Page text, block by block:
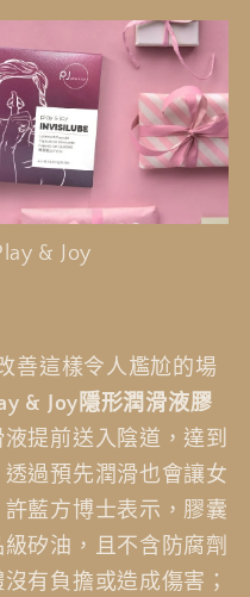
& Joy
善這樣令人尷尬的場
& Joy隱形潤滑液膠
提前送入陰道，達到
透過預先潤滑也會讓女
藍方博士表示，膠囊
矽油，且不含防腐劑
有負擔或造成傷害；